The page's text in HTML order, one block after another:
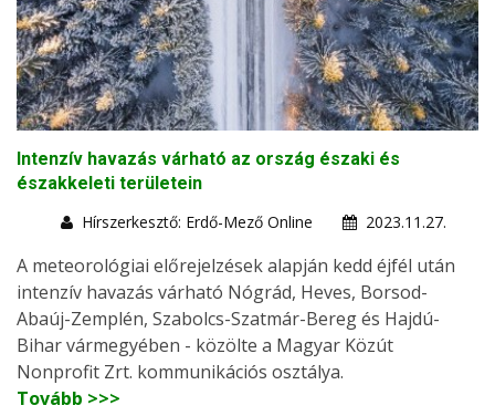
Intenzív havazás várható az ország északi és
északkeleti területein
Hírszerkesztő: Erdő-Mező Online
2023.11.27.
A meteorológiai előrejelzések alapján kedd éjfél után
intenzív havazás várható Nógrád, Heves, Borsod-
Abaúj-Zemplén, Szabolcs-Szatmár-Bereg és Hajdú-
Bihar vármegyében - közölte a Magyar Közút
Nonprofit Zrt. kommunikációs osztálya.
Tovább >>>